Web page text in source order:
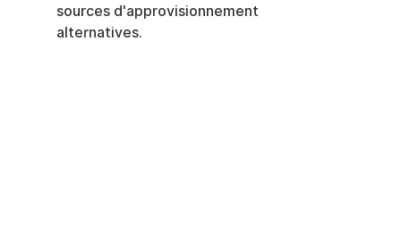
sources d'approvisionnement
alternatives.